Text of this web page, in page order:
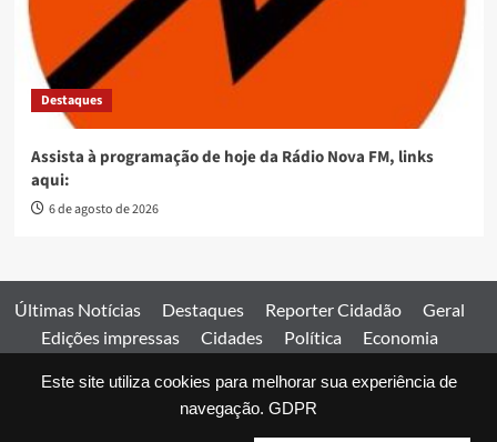
Este site utiliza cookies para melhorar sua experiência de
navegação. GDPR
Destaques
Assista à programação de hoje da Rádio Nova FM, links
aqui:
6 de agosto de 2026
Últimas Notícias Destaques Reporter Cidadão
Geral
Edições impressas
Cidades Política
Economia
Comercial
Edições impressas Expediente Home